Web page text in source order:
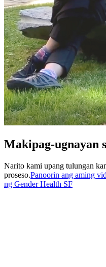
Makipag-ugnayan
Narito kami upang tulungan
proseso.Panoorin ang aming
ng Gender Health SF